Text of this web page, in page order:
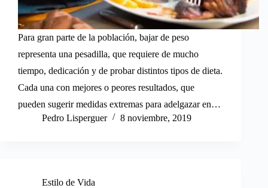
Para gran parte de la población, bajar de peso
representa una pesadilla, que requiere de mucho
tiempo, dedicación y de probar distintos tipos de dieta.
Cada una con mejores o peores resultados, que
pueden sugerir medidas extremas para adelgazar en…
Pedro Lisperguer
8 noviembre, 2019
Estilo de Vida